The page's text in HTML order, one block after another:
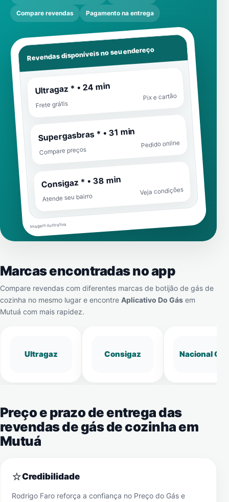
Compare revendas Pagamento na entrega
Revendas disponíveis no seu endereço
Ultragaz * • 24 min
Frete grátis
Pix e cartão
Supergasbras * • 31 min
Compare preços
Pedido online
Consigaz * • 38 min
Atende seu bairro
Veja condições
Imagem ilustrativa
Marcas encontradas no app
Compare revendas com diferentes marcas de botijão de gás de
cozinha no mesmo lugar e encontre Aplicativo Do Gás em
Mutuá com mais rapidez.
Ultragaz Consigaz Nacional Gás
Preço e prazo de entrega das
revendas de gás de cozinha em
Mutuá
⭐Credibilidade
Rodrigo Faro reforça a confiança no Preço do Gás e